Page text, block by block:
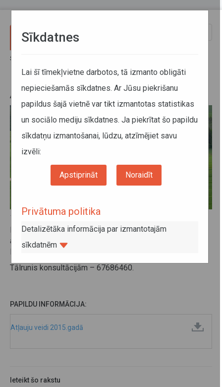
Sākums
Atļauju veidi - 2015
10. septembris 2015
Informācija par kravu starptautisko autopārvadājumu
atļauju veidiem un to izmantošanu 2015.gadā
lejuplādējama zemāk pie
Tālrunis konsultācijām – 67686460.
PAPILDU INFORMĀCIJA:
Atļauju veidi 2015.gadā
Ieteikt šo rakstu
Sīkdatnes
Lai šī tīmekļvietne darbotos, tā izmanto obligāti
nepieciešamās sīkdatnes. Ar Jūsu piekrišanu
papildus šajā vietnē var tikt izmantotas statistikas
un sociālo mediju sīkdatnes. Ja piekrītat šo papildu
sīkdatņu izmantošanai, lūdzu, atzīmējiet savu
izvēli:
Apstiprināt Noraidīt
Privātuma politika
Detalizētāka informācija par izmantotajām
sīkdatnēm